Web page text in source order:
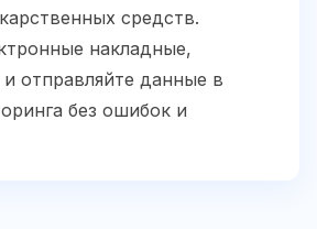
средств.
накладные,
отправляйте данные в
без ошибок и